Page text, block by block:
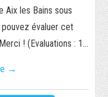
Aix les Bains sous
évaluer cet
! (Evaluations : 1…
→